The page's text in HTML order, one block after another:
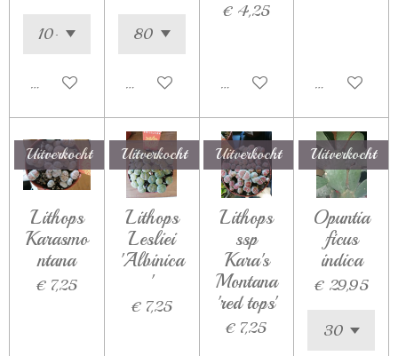
Houd mij op de hoogteHoud mij op de hoogte
€ 4,25
Houd mij op de hoogte
Houd mij op
Uitverkocht
Lithops
Karasmo
ntana
€ 7,25
Uitverkocht
Lithops
Lesliei
'Albinica
'
€ 7,25
Uitverkocht
Lithops
ssp
Kara's
Montana
'red tops'
€ 7,25
Uitverkocht
Opuntia
ficus
indica
€ 29,95